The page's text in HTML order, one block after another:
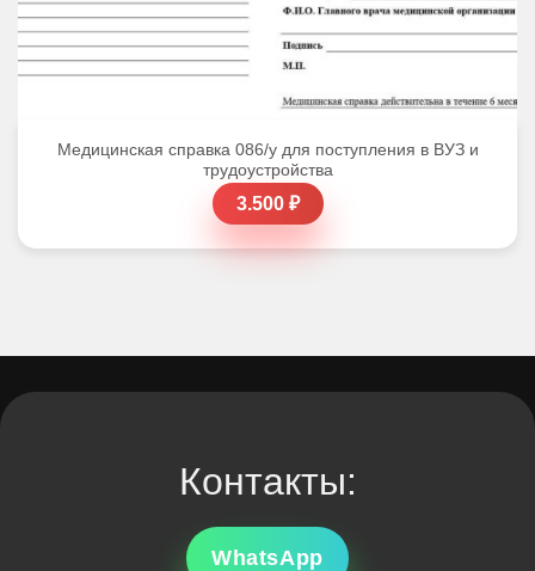
Медицинская справка 086/у для поступления в ВУЗ и
трудоустройства
3.500 ₽
Контакты:
WhatsApp